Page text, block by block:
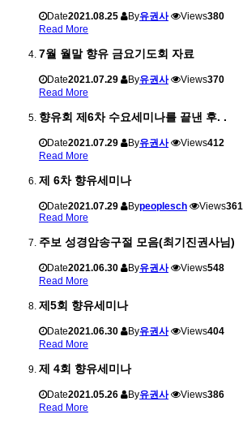
Date2021.08.25 By유권사 Views380
Read More
7월 월말 향유 금요기도회 자료
Date2021.07.29 By유권사 Views370
Read More
향유회 제6차 수요세미나를 끝낸 후. .
Date2021.07.29 By유권사 Views412
Read More
제 6차 향유세미나
Date2021.07.29 Bypeoplesch Views361
Read More
주보 성경암송구절 모음(최기진권사님)
Date2021.06.30 By유권사 Views548
Read More
제5회 향유세미나
Date2021.06.30 By유권사 Views404
Read More
제 4회 향유세미나
Date2021.05.26 By유권사 Views386
Read More